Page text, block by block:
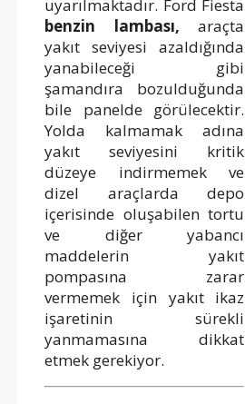
uyarılmaktadır. Ford Fiesta
benzin lambası, araçta
yakıt seviyesi azaldığında
yanabileceği gibi
şamandıra bozulduğunda
bile panelde görülecektir.
Yolda kalmamak adına
yakıt seviyesini kritik
düzeye indirmemek ve
dizel araçlarda depo
içerisinde oluşabilen tortu
ve diğer yabancı
maddelerin yakıt
pompasına zarar
vermemek için yakıt ikaz
işaretinin sürekli
yanmamasına dikkat
etmek gerekiyor.